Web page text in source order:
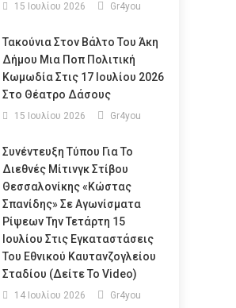
15 Ιουλίου 2026 Gr4you
Τακούνια Στον Βάλτο Του Άκη
Δήμου Μια Ποπ Πολιτική
Κωμωδία Στις 17 Ιουλίου 2026
Στο Θέατρο Δάσους
15 Ιουλίου 2026 Gr4you
Συνέντευξη Τύπου Για Το
Διεθνές Μίτινγκ Στίβου
Θεσσαλονίκης «Κώστας
Σπανίδης» Σε Αγωνίσματα
Ρίψεων Την Τετάρτη 15
Ιουλίου Στις Εγκαταστάσεις
Του Εθνικού Καυτανζογλείου
Σταδίου (Δείτε Το Video)
14 Ιουλίου 2026 Gr4you